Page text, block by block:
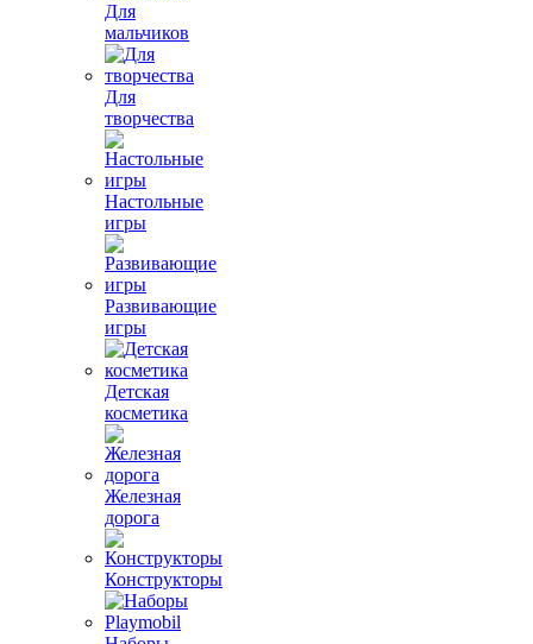
Для
мальчиков
Для
творчества
Настольные
игры
Развивающие
игры
Детская
косметика
Железная
дорога
Конструкторы